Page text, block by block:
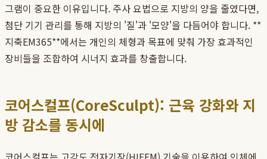
그램이 중요한 이유입니다. 주사 요법으로 지방의 양을 줄였다면,
첨단 기기 관리를 통해 지방의 '질'과 '모양'을 다듬어야 합니다. **
지축EM365**에서는 개인의 체형과 목표에 맞춰 가장 효과적인
장비들을 조합하여 시너지 효과를 창출합니다.
코어스컬프(CoreSculpt): 근육 강화와 지
방 감소를 동시에